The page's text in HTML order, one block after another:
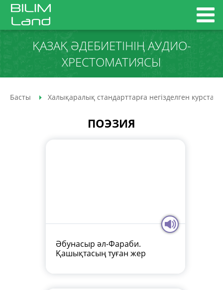
ҚАЗАҚ ӘДЕБИЕТІНІҢ АУДИО­
ХРЕСТОМАТИЯСЫ
Басты Халықаралық стандарттарға негізделген курстар
ПОЭЗИЯ
Әбунасыр әл-Фараби.
Қашықтасың туған жер